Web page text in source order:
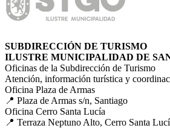
SUBDIRECCIÓN DE TURISMO
ILUSTRE MUNICIPALIDAD DE
Oficinas de la Subdirección de Turismo
Atención, información turística y
Oficina Plaza de Armas
📍 Plaza de Armas s/n, Santiago
Oficina Cerro Santa Lucía
📍 Terraza Neptuno Alto, Cerro Santa